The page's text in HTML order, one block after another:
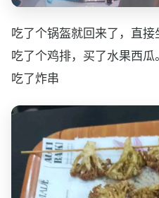
吃了个锅盔就回来了，直接
吃了个鸡排，买了水果西
吃了炸串